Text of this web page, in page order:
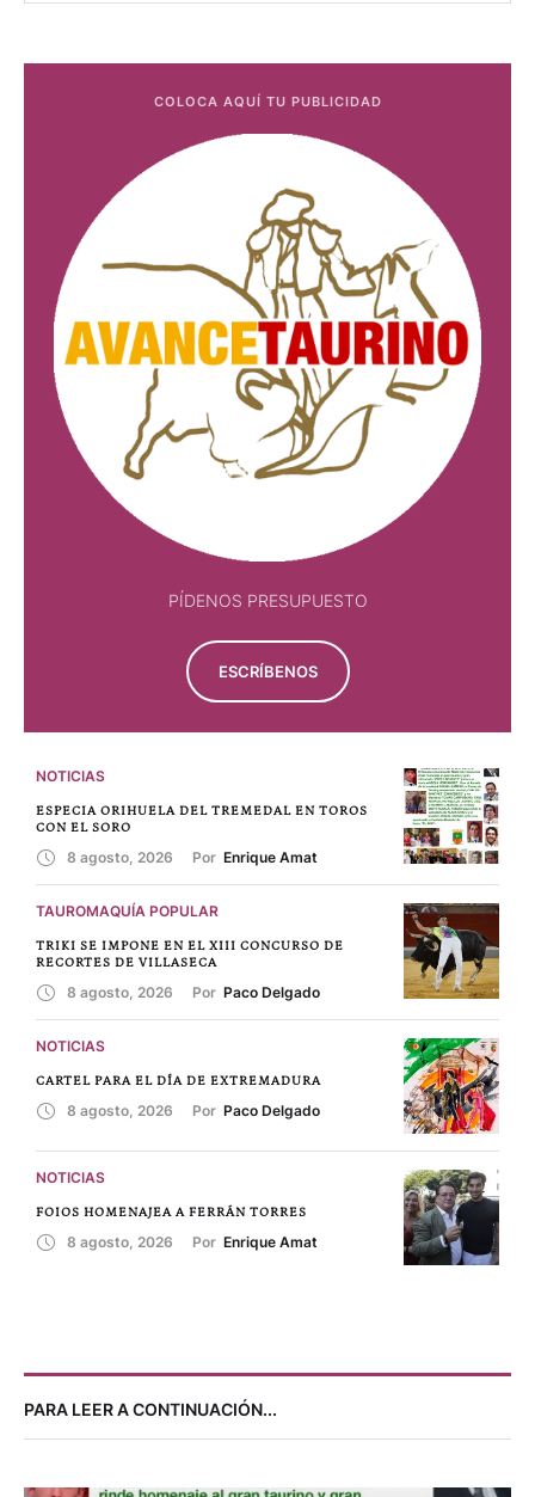
COLOCA AQUÍ TU PUBLICIDAD
PÍDENOS PRESUPUESTO
ESCRÍBENOS
NOTICIAS
ESPECIA ORIHUELA DEL TREMEDAL EN TOROS
CON EL SORO
8 agosto, 2026 Por Enrique Amat
TAUROMAQUÍA POPULAR
TRIKI SE IMPONE EN EL XIII CONCURSO DE
RECORTES DE VILLASECA
8 agosto, 2026 Por Paco Delgado
NOTICIAS
CARTEL PARA EL DÍA DE EXTREMADURA
8 agosto, 2026 Por Paco Delgado
NOTICIAS
FOIOS HOMENAJEA A FERRÁN TORRES
8 agosto, 2026 Por Enrique Amat
PARA LEER A CONTINUACIÓN...